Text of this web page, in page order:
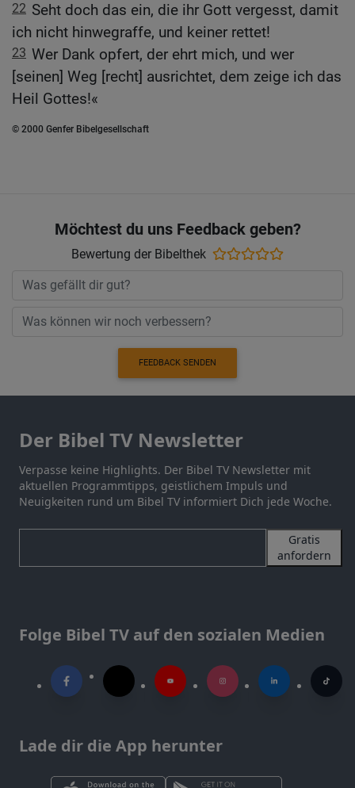
22 Seht doch das ein, die ihr Gott vergesst, damit
ich nicht hinwegraffe, und keiner rettet!
23 Wer Dank opfert, der ehrt mich, und wer
[seinen] Weg [recht] ausrichtet, dem zeige ich das
Heil Gottes!«
© 2000 Genfer Bibelgesellschaft
Möchtest du uns Feedback geben?
Bewertung der Bibelthek
FEEDBACK SENDEN
Der Bibel TV Newsletter
Verpasse keine Highlights. Der Bibel TV Newsletter mit
aktuellen Programmtipps, geistlichem Impuls und
Neuigkeiten rund um Bibel TV informiert Dich jede Woche.
Gratis
anfordern
Folge Bibel TV auf den sozialen Medien
Lade dir die App herunter